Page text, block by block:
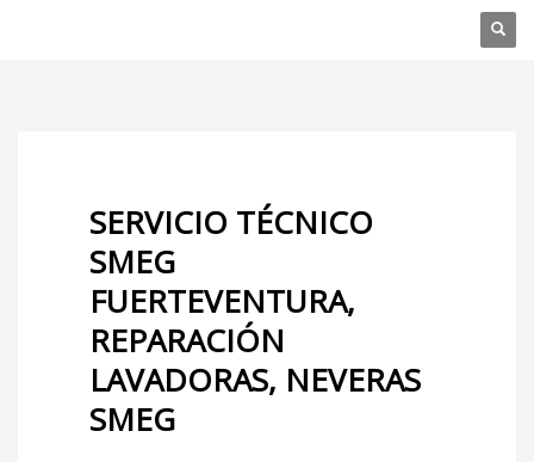
SERVICIO TÉCNICO
SMEG
FUERTEVENTURA,
REPARACIÓN
LAVADORAS, NEVERAS
SMEG